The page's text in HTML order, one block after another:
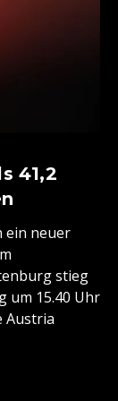
41,2
ein neuer
stieg
um 15.40 Uhr
Austria